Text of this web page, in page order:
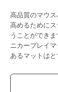
高品質のマウ
高めるために
うことができ
ニカープレイ
あるマットは
もおもしろいで
※ミニカーは